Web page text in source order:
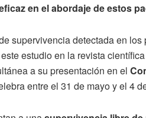
en el abordaje de estos
supervivencia detectada en
estudio en la revista
a su presentación en el
entre el 31 de mayo y el 4